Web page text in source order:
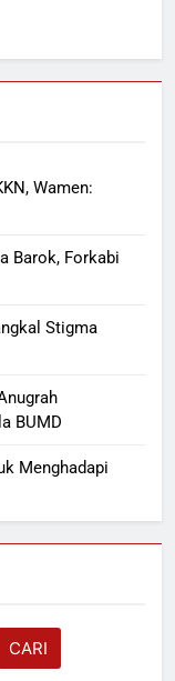
Wamen:
Barok, Forkabi
Stigma
BUMD
Menghadapi